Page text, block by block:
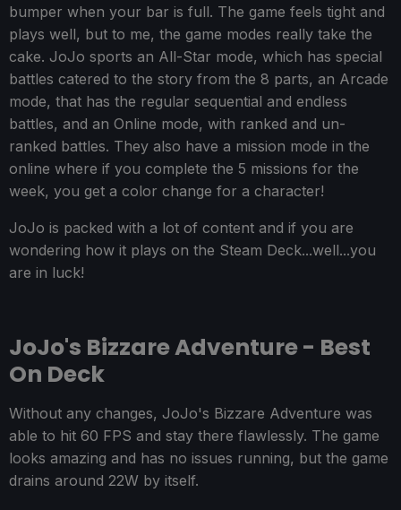
bumper when your bar is full. The game feels tight and
plays well, but to me, the game modes really take the
cake. JoJo sports an All-Star mode, which has special
battles catered to the story from the 8 parts, an Arcade
mode, that has the regular sequential and endless
battles, and an Online mode, with ranked and un-
ranked battles. They also have a mission mode in the
online where if you complete the 5 missions for the
week, you get a color change for a character!
JoJo is packed with a lot of content and if you are
wondering how it plays on the Steam Deck...well...you
are in luck!
JoJo's Bizzare Adventure - Best
On Deck
Without any changes, JoJo's Bizzare Adventure was
able to hit 60 FPS and stay there flawlessly. The game
looks amazing and has no issues running, but the game
drains around 22W by itself.